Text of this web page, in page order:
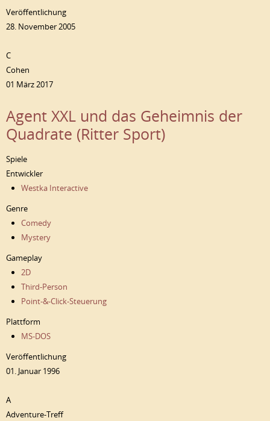
Veröffentlichung
28. November 2005
C
Cohen
01 März 2017
Agent XXL und das Geheimnis der
Quadrate (Ritter Sport)
Spiele
Entwickler
Westka Interactive
Genre
Comedy
Mystery
Gameplay
2D
Third-Person
Point-&-Click-Steuerung
Plattform
MS-DOS
Veröffentlichung
01. Januar 1996
A
Adventure-Treff